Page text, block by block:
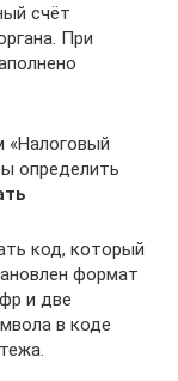
счёт
При
«Налоговый
определить
код, который
формат
и две
в коде